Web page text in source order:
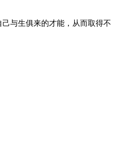
与生俱来的才能，从而取得不